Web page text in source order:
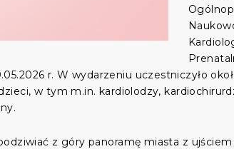
r. W wydarzeniu uczestniczyło
w tym m.in. kardiolodzy,
z góry panoramę miasta z ujściem